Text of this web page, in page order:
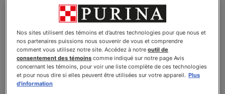
$47.01
En stock
© Wayvia 2005-2026
Nos sites utilisent des témoins et d’autres technologies pour que nous et
nos partenaires puissions nous souvenir de vous et comprendre
comment vous utilisez notre site. Accédez à notreoutil de
consentement des témoins comme indiqué sur notre page Avis
concernant les témoins, pour voir une liste complète de ces technologies
et pour nous dire si elles peuvent être utilisées sur votre appareil. Plus
d'information